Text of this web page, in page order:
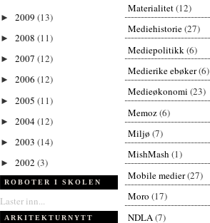
► 2009 (13)
► 2008 (11)
► 2007 (12)
► 2006 (12)
► 2005 (11)
► 2004(12)
► 2003 (14)
► 2002 (3)
ROBOTER I SKOLEN
Laster inn...
ARKITEKTURNYTT
Materialitet(12)
Mediehistorie(27)
Mediepolitikk (6)
Medierike ebøker(6)
Medieøkonomi (23)
Memoz(6)
Miljø (7)
MishMash (1)
Mobile medier(27)
Moro (17)
NDLA (7)